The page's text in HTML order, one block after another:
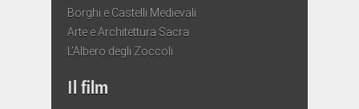
Borghi e Castelli Medievali
Arte e Architettura Sacra
L’Albero degli Zoccoli
Il film